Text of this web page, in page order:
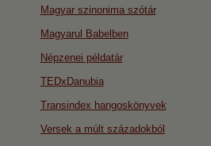
Magyar szinonima szótár
Magyarul Babelben
Népzenei példatár
TEDxDanubia
Transindex hangoskönyvek
Versek a múlt századokból